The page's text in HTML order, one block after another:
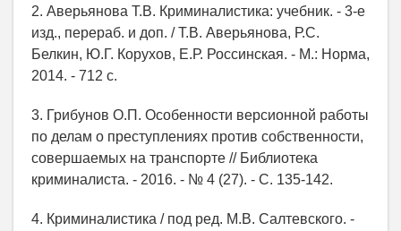
2. Аверьянова Т.В. Криминалистика: учебник. - 3-е
изд., перераб. и доп. / Т.В. Аверьянова, Р.С.
Белкин, Ю.Г. Корухов, Е.Р. Россинская. - М.: Норма,
2014. - 712 c.
3. Грибунов О.П. Особенности версионной работы
по делам о преступлениях против собственности,
совершаемых на транспорте // Библиотека
криминалиста. - 2016. - № 4 (27). - С. 135-142.
4. Криминалистика / под ред. М.В. Салтевского. -